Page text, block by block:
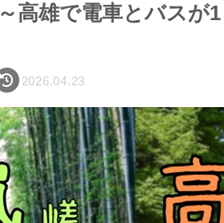
高雄で電車とバスが
2026.04.23